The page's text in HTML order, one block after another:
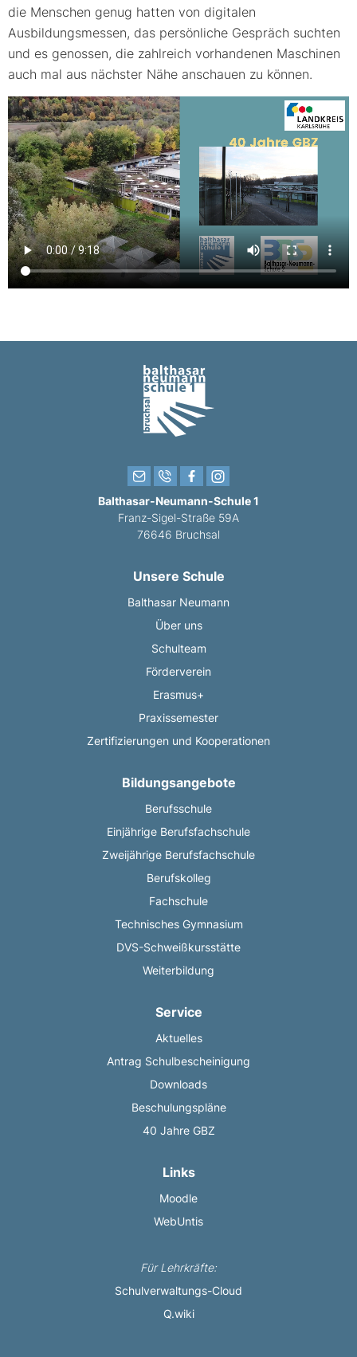
die Menschen genug hatten von digitalen
Ausbildungsmessen, das persönliche Gespräch suchten
und es genossen, die zahlreich vorhandenen Maschinen
auch mal aus nächster Nähe anschauen zu können.
Balthasar-Neumann-Schule 1
Franz-Sigel-Straße 59A
76646 Bruchsal
Unsere Schule
Balthasar Neumann
Über uns
Schulteam
Förderverein
Erasmus+
Praxissemester
Zertifizierungen und Kooperationen
Bildungsangebote
Berufsschule
Einjährige Berufsfachschule
Zweijährige Berufsfachschule
Berufskolleg
Fachschule
Technisches Gymnasium
DVS-Schweißkursstätte
Weiterbildung
Service
Aktuelles
Antrag Schulbescheinigung
Downloads
Beschulungspläne
40 Jahre GBZ
Links
Moodle
WebUntis
Für Lehrkräfte:
Schulverwaltungs-Cloud
Q.wiki